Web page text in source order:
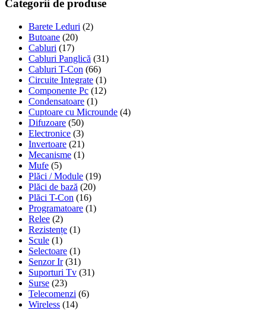
Categorii de produse
Barete Leduri (2)
Butoane (20)
Cabluri (17)
Cabluri Panglică (31)
Cabluri T-Con (66)
Circuite Integrate (1)
Componente Pc (12)
Condensatoare (1)
Cuptoare cu Microunde (4)
Difuzoare (50)
Electronice (3)
Invertoare (21)
Mecanisme (1)
Mufe (5)
Plăci / Module (19)
Plăci de bază (20)
Plăci T-Con (16)
Programatoare (1)
Relee (2)
Rezistențe (1)
Scule (1)
Selectoare (1)
Senzor Ir (31)
Suporturi Tv (31)
Surse (23)
Telecomenzi (6)
Wireless (14)